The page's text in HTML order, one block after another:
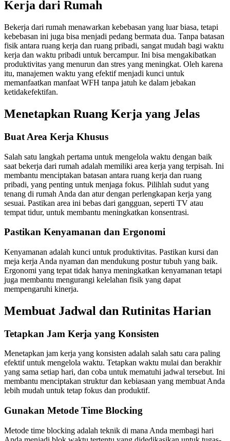
Kerja dari Rumah
Bekerja dari rumah menawarkan kebebasan yang luar biasa, tetapi
kebebasan ini juga bisa menjadi pedang bermata dua. Tanpa batasan
fisik antara ruang kerja dan ruang pribadi, sangat mudah bagi waktu
kerja dan waktu pribadi untuk bercampur. Ini bisa mengakibatkan
produktivitas yang menurun dan stres yang meningkat. Oleh karena
itu, manajemen waktu yang efektif menjadi kunci untuk
memanfaatkan manfaat WFH tanpa jatuh ke dalam jebakan
ketidakefektifan.
Menetapkan Ruang Kerja yang Jelas
Buat Area Kerja Khusus
Salah satu langkah pertama untuk mengelola waktu dengan baik
saat bekerja dari rumah adalah memiliki area kerja yang terpisah. Ini
membantu menciptakan batasan antara ruang kerja dan ruang
pribadi, yang penting untuk menjaga fokus. Pilihlah sudut yang
tenang di rumah Anda dan atur dengan perlengkapan kerja yang
sesuai. Pastikan area ini bebas dari gangguan, seperti TV atau
tempat tidur, untuk membantu meningkatkan konsentrasi.
Pastikan Kenyamanan dan Ergonomi
Kenyamanan adalah kunci untuk produktivitas. Pastikan kursi dan
meja kerja Anda nyaman dan mendukung postur tubuh yang baik.
Ergonomi yang tepat tidak hanya meningkatkan kenyamanan tetapi
juga membantu mengurangi kelelahan fisik yang dapat
mempengaruhi kinerja.
Membuat Jadwal dan Rutinitas Harian
Tetapkan Jam Kerja yang Konsisten
Menetapkan jam kerja yang konsisten adalah salah satu cara paling
efektif untuk mengelola waktu. Tetapkan waktu mulai dan berakhir
yang sama setiap hari, dan coba untuk mematuhi jadwal tersebut. Ini
membantu menciptakan struktur dan kebiasaan yang membuat Anda
lebih mudah untuk tetap fokus dan produktif.
Gunakan Metode Time Blocking
Metode time blocking adalah teknik di mana Anda membagi hari